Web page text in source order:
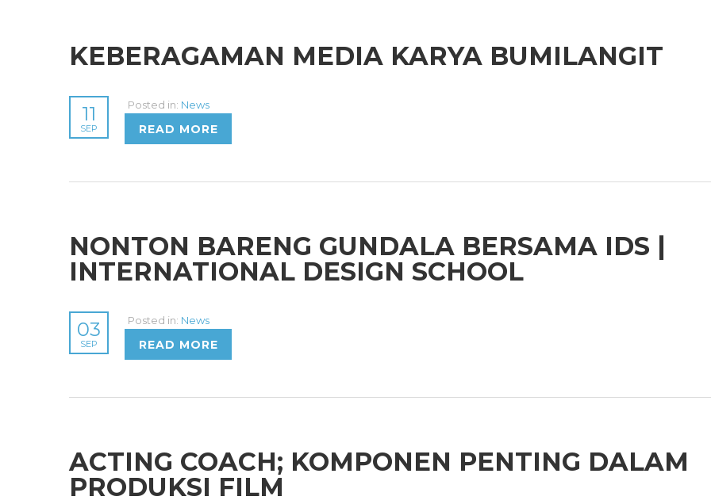
KEBERAGAMAN MEDIA KARYA BUMILANGIT
11
SEP
Posted in: News
READ MORE
NONTON BARENG GUNDALA BERSAMA IDS |
INTERNATIONAL DESIGN SCHOOL
03
SEP
Posted in: News
READ MORE
ACTING COACH; KOMPONEN PENTING DALAM
PRODUKSI FILM